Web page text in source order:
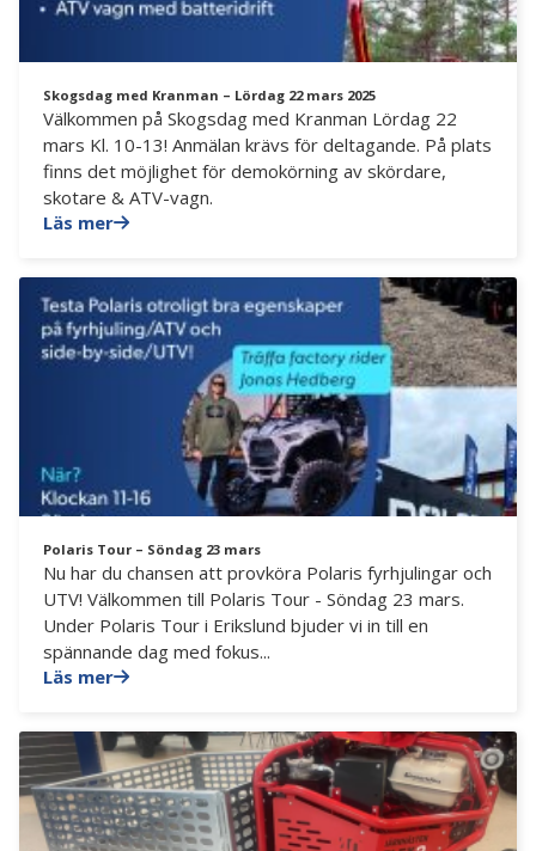
Skogsdag med Kranman – Lördag 22 mars 2025
Välkommen på Skogsdag med Kranman Lördag 22
mars Kl. 10-13! Anmälan krävs för deltagande. På plats
finns det möjlighet för demokörning av skördare,
skotare & ATV-vagn.
Läs mer
Polaris Tour – Söndag 23 mars
Nu har du chansen att provköra Polaris fyrhjulingar och
UTV! Välkommen till Polaris Tour - Söndag 23 mars.
Under Polaris Tour i Erikslund bjuder vi in till en
spännande dag med fokus...
Läs mer